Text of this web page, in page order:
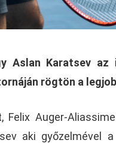
Aslan Karatsev az
rögtön a
Felix Auger-
aki győzelmével